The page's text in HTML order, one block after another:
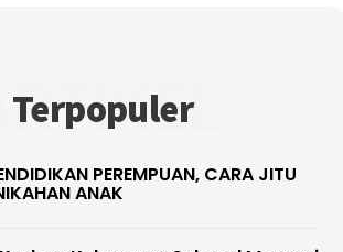
Terpopuler
ARTIKEL
PEREMPUAN, CARA JITU
ANAK